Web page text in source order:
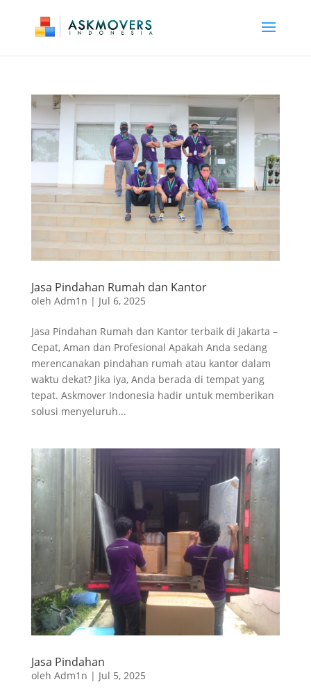
Jasa Pindahan Rumah dan Kantor
oleh Adm1n | Jul 6, 2025
Jasa Pindahan Rumah dan Kantor terbaik di Jakarta –
Cepat, Aman dan Profesional Apakah Anda sedang
merencanakan pindahan rumah atau kantor dalam
waktu dekat? Jika iya, Anda berada di tempat yang
tepat. Askmover Indonesia hadir untuk memberikan
solusi menyeluruh...
Jasa Pindahan
oleh Adm1n | Jul 5, 2025